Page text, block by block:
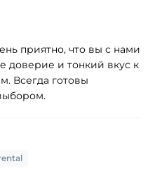
приятно, что вы с нами
и тонкий вкус к
Всегда готовы